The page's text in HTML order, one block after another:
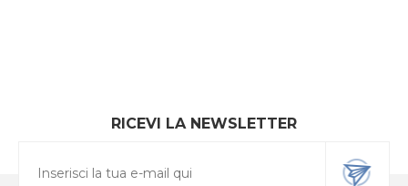
RICEVI LA NEWSLETTER